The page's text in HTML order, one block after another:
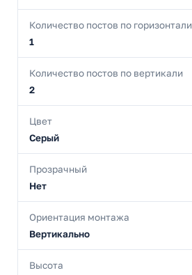
Количество постов по горизонтали
1
Количество постов по вертикали
2
Цвет
Серый
Прозрачный
Нет
Ориентация монтажа
Вертикально
Высота